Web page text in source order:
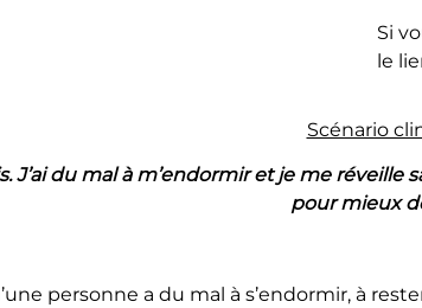
Si
le
Scénario
J’ai du mal à m’endormir et je me
pour mieux
personne a du mal à s’endormir, à